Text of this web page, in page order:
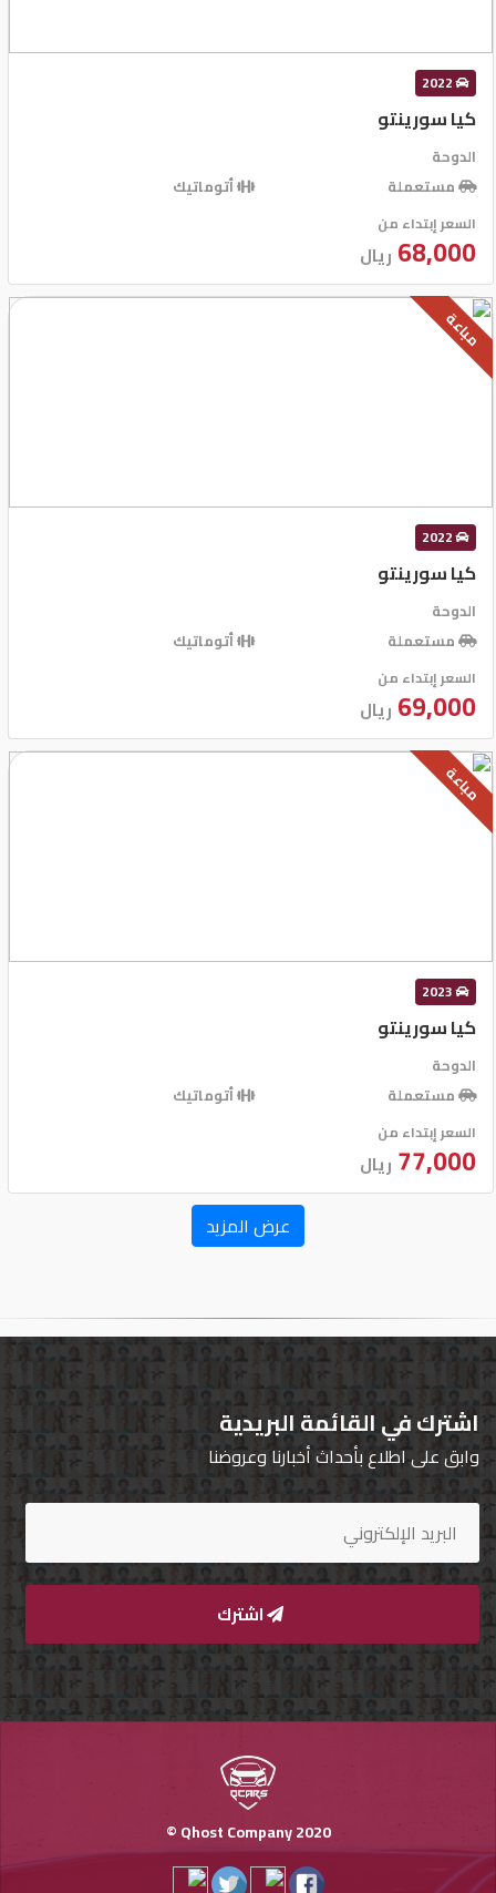
2022
كيا سورينتو
الدوحة
مستعملة
أتوماتيك
السعر إبتداء من
68,000 ريال
مباعة
2022
كيا سورينتو
الدوحة
مستعملة
أتوماتيك
السعر إبتداء من
69,000 ريال
مباعة
2023
كيا سورينتو
الدوحة
مستعملة
أتوماتيك
السعر إبتداء من
77,000 ريال
عرض المزيد
اشترك في القائمة البريدية
وابق على اطلاع بأحداث أخبارنا وعروضنا
اشترك
Qhost Company 2020 ©